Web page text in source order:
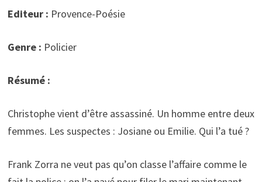
Editeur : Provence-Poésie
Genre : Policier
Résumé :
Christophe vient d’être assassiné. Un homme entre deux
femmes. Les suspectes : Josiane ou Emilie. Qui l’a tué ?
Frank Zorra ne veut pas qu’on classe l’affaire comme le